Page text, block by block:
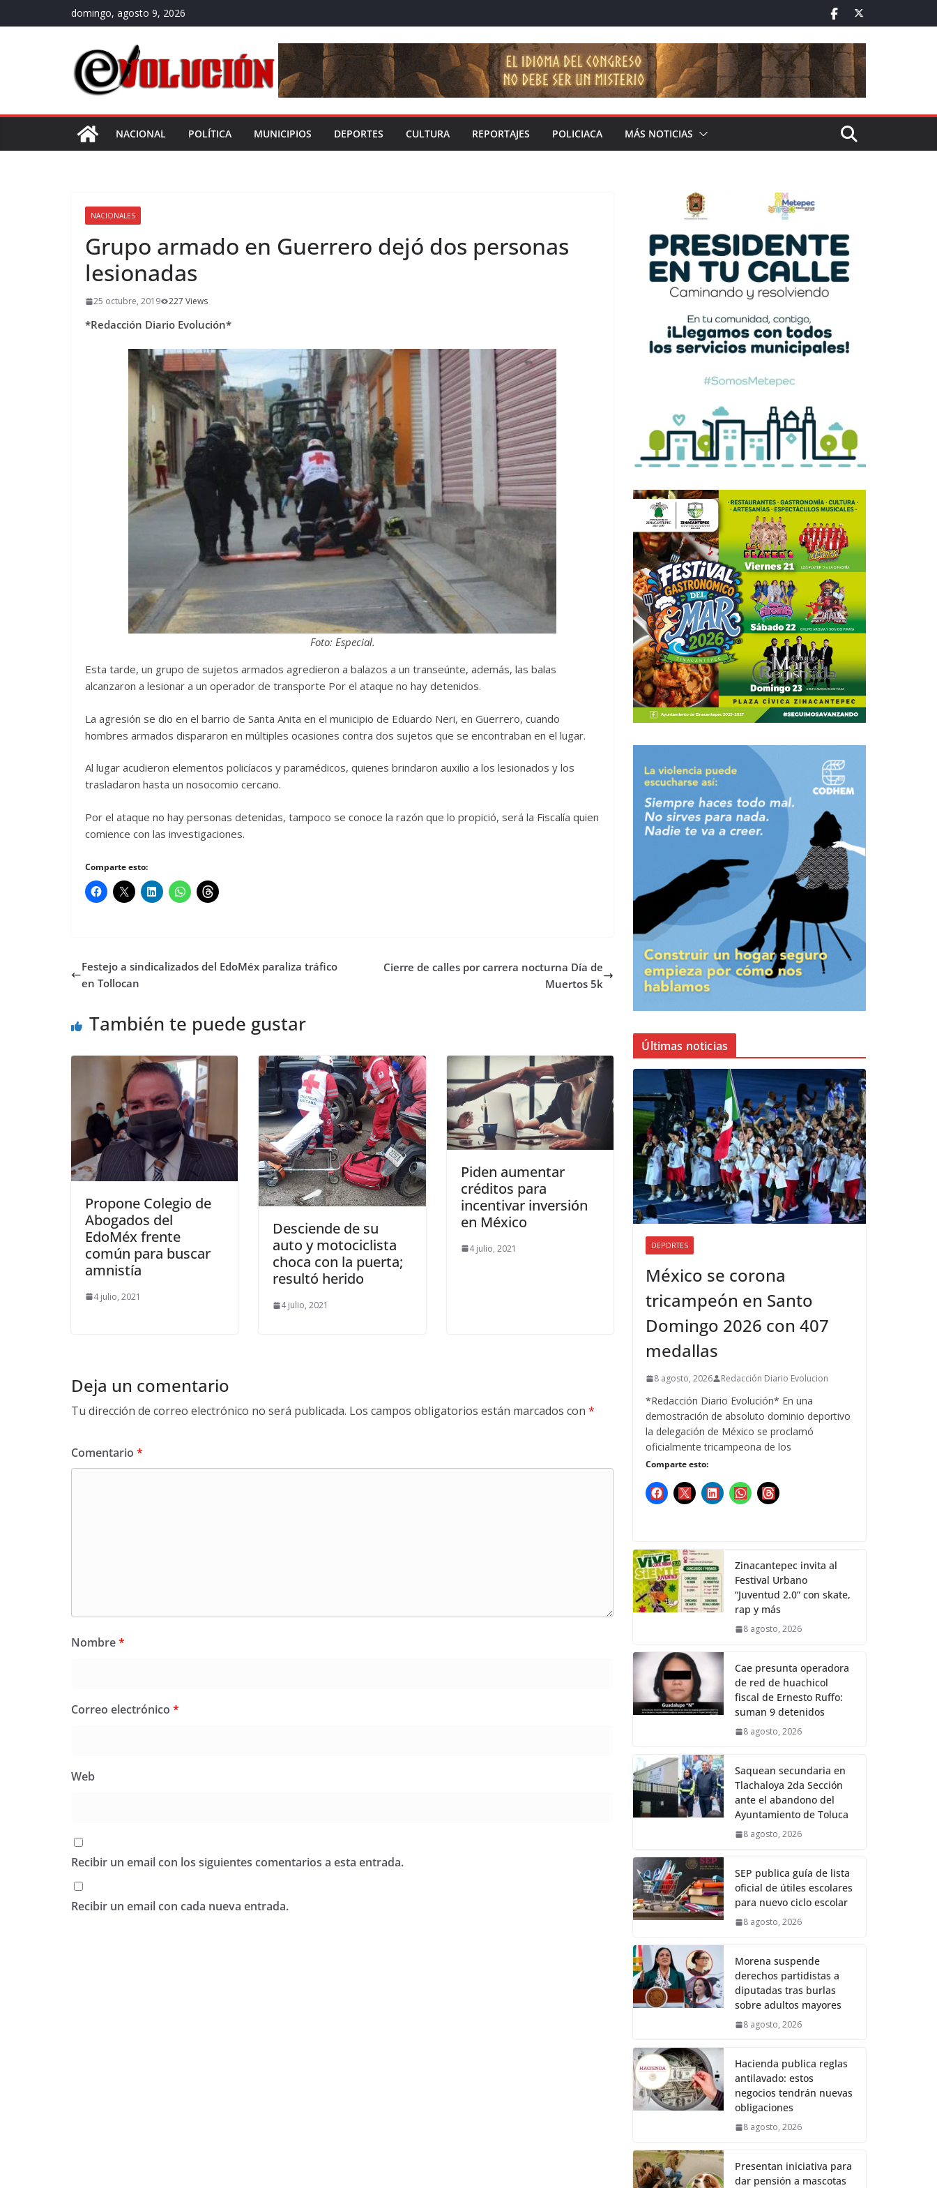
al
domingo, agosto 9, 2026
NACIONAL POLÍTICA MUNICIPIOS DEPORTES CULTURA REPORTAJES POLICIACA MÁS NOTICIAS
NACIONALES
Grupo armado en Guerrero dejó dos personas
lesionadas
25 octubre, 2019 227 Views
*Redacción Diario Evolución*
Foto: Especial.
Esta tarde, un grupo de sujetos armados agredieron a balazos a un transeúnte, además, las balas
alcanzaron a lesionar a un operador de transporte Por el ataque no hay detenidos.
La agresión se dio en el barrio de Santa Anita en el municipio de Eduardo Neri, en Guerrero, cuando
hombres armados dispararon en múltiples ocasiones contra dos sujetos que se encontraban en el lugar.
Al lugar acudieron elementos policíacos y paramédicos, quienes brindaron auxilio a los lesionados y los
trasladaron hasta un nosocomio cercano.
Por el ataque no hay personas detenidas, tampoco se conoce la razón que lo propició, será la Fiscalía quien
comience con las investigaciones.
Comparte esto:
Festejo a sindicalizados del EdoMéx paraliza tráfico
en Tollocan
Cierre de calles por carrera nocturna Día de
Muertos 5k
También te puede gustar
Propone Colegio de
Abogados del
EdoMéx frente
común para buscar
amnistía
4 julio, 2021
Desciende de su
auto y motociclista
choca con la puerta;
resultó herido
4 julio, 2021
Piden aumentar
créditos para
incentivar inversión
en México
4 julio, 2021
Deja un comentario
Tu dirección de correo electrónico no será publicada. Los campos obligatorios están marcados con *
Comentario *
Nombre*
Correo electrónico *
Web
Recibir un email con los siguientes comentarios a esta entrada.
Recibir un email con cada nueva entrada.
Últimas noticias
DEPORTES
México se corona
tricampeón en Santo
Domingo 2026 con 407
medallas
8 agosto, 2026 Redacción Diario Evolucion
*Redacción Diario Evolución* En una
demostración de absoluto dominio deportivo
la delegación de México se proclamó
oficialmente tricampeona de los
Comparte esto:
Zinacantepec invita al
Festival Urbano
“Juventud 2.0” con skate,
rap y más
8 agosto, 2026
Cae presunta operadora
de red de huachicol
fiscal de Ernesto Ruffo:
suman 9 detenidos
8 agosto, 2026
Saquean secundaria en
Tlachaloya 2da Sección
ante el abandono del
Ayuntamiento de Toluca
8 agosto, 2026
SEP publica guía de lista
oficial de útiles escolares
para nuevo ciclo escolar
8 agosto, 2026
Morena suspende
derechos partidistas a
diputadas tras burlas
sobre adultos mayores
8 agosto, 2026
Hacienda publica reglas
antilavado: estos
negocios tendrán nuevas
obligaciones
8 agosto, 2026
Presentan iniciativa para
dar pensión a mascotas